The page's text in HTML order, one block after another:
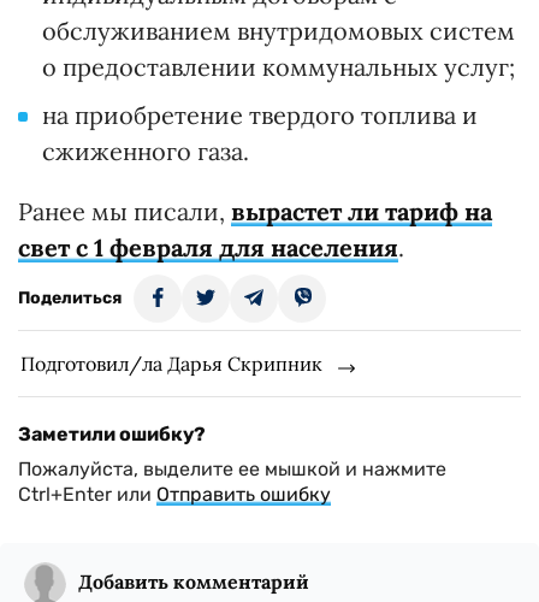
обслуживанием внутридомовых систем
о предоставлении коммунальных услуг;
на приобретение твердого топлива и
сжиженного газа.
Ранее мы писали, вырастет ли тариф на
свет с 1 февраля для населения.
Поделиться
Подготовил/ла Дарья Скрипник
Заметили ошибку?
Пожалуйста, выделите ее мышкой и нажмите
Ctrl+Enter или Отправить ошибку
Добавить комментарий